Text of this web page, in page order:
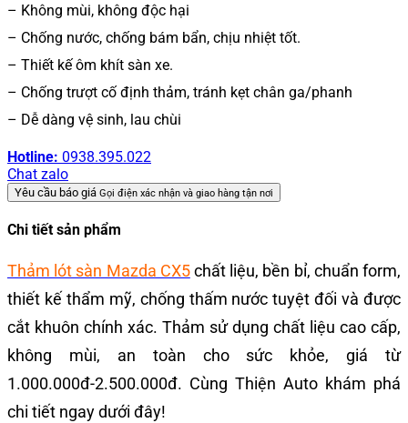
– Không mùi, không độc hại
– Chống nước, chống bám bẩn, chịu nhiệt tốt.
– Thiết kế ôm khít sàn xe.
– Chống trượt cố định thảm, tránh kẹt chân ga/phanh
– Dễ dàng vệ sinh, lau chùi
Hotline: 0938.395.022
Chat zalo
Yêu cầu báo giá Gọi điện xác nhận và giao hàng tận nơi
Chi tiết sản phẩm
Thảm lót sàn Mazda CX5chất liệu, bền bỉ, chuẩn form,
thiết kế thẩm mỹ, chống thấm nước tuyệt đối và được
cắt khuôn chính xác. Thảm sử dụng chất liệu cao cấp,
không mùi, an toàn cho sức khỏe, giá từ
1.000.000đ-2.500.000đ. Cùng Thiện Auto khám phá
chi tiết ngay dưới đây!